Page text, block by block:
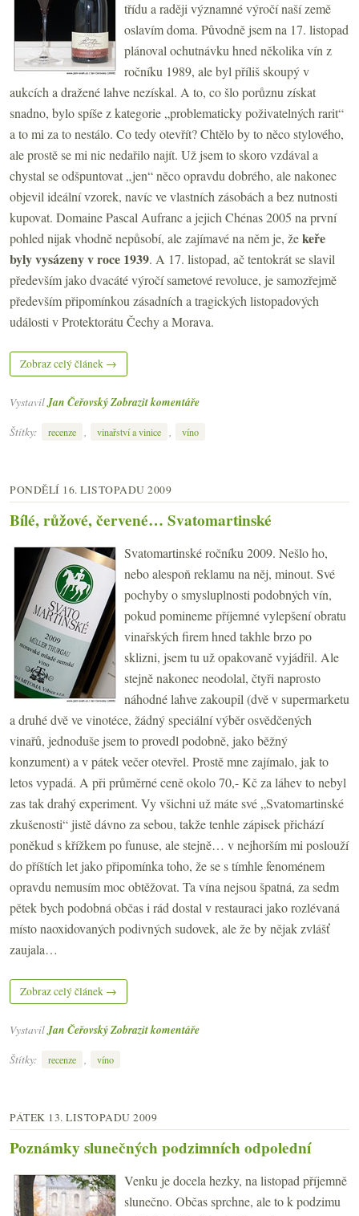
třídu a raději významné výročí naší země
oslavím doma. Původně jsem na 17. listopad
plánoval ochutnávku hned několika vín z
ročníku 1989, ale byl příliš skoupý v
aukcích a dražené lahve nezískal. A to, co šlo porůznu získat
snadno, bylo spíše z kategorie „problematicky poživatelných rarit“
a to mi za to nestálo. Co tedy otevřít? Chtělo by to něco stylového,
ale prostě se mi nic nedařilo najít. Už jsem to skoro vzdával a
chystal se odšpuntovat „jen“ něco opravdu dobrého, ale nakonec
objevil ideální vzorek, navíc ve vlastních zásobách a bez nutnosti
kupovat. Domaine Pascal Aufranc a jejich Chénas 2005 na první
pohled nijak vhodně nepůsobí, ale zajímavé na něm je, žekeře
byly vysázeny v roce 1939. A 17. listopad, ač tentokrát se slavil
především jako dvacáté výročí sametové revoluce, je samozřejmě
především připomínkou zásadních a tragických listopadových
události v Protektorátu Čechy a Morava.
Zobraz celý článek →
VystavilJan ČeřovskýZobrazit komentáře
Štítky:
recenze , vinařství a vinice , víno
PONDĚLÍ 16. LISTOPADU 2009
Bílé, růžové, červené… Svatomartinské
Svatomartinské ročníku 2009. Nešlo ho,
nebo alespoň reklamu na něj, minout. Své
pochyby o smysluplnosti podobných vín,
pokud pomineme příjemné vylepšení obratu
vinařských firem hned takhle brzo po
sklizni, jsem tu už opakovaně vyjádřil. Ale
stejně nakonec neodolal, čtyři naprosto
náhodné lahve zakoupil (dvě v supermarketu
a druhé dvě ve vinotéce, žádný speciální výběr osvědčených
vinařů, jednoduše jsem to provedl podobně, jako běžný
konzument) a v pátek večer otevřel. Prostě mne zajímalo, jak to
letos vypadá. A při průměrné ceně okolo 70,- Kč za láhev to nebyl
zas tak drahý experiment. Vy všichni už máte své „Svatomartinské
zkušenosti“ jistě dávno za sebou, takže tenhle zápisek přichází
poněkud s křížkem po funuse, ale stejně… v nejhorším mi poslouží
do příštích let jako připomínka toho, že se s tímhle fenoménem
opravdu nemusím moc obtěžovat. Ta vína nejsou špatná, za sedm
pětek bych podobná občas i rád dostal v restauraci jako rozlévaná
místo naoxidovaných podivných sudovek, ale že by nějak zvlášť
zaujala…
Zobraz celý článek →
VystavilJan ČeřovskýZobrazit komentáře
Štítky:
recenze víno
PÁTEK 13. LISTOPADU 2009
Poznámky slunečných podzimních odpolední
Venku je docela hezky, na listopad příjemně
slunečno. Občas sprchne, ale to k podzimu